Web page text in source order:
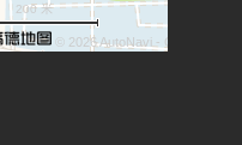
200 米
© 2026 AutoNavi -